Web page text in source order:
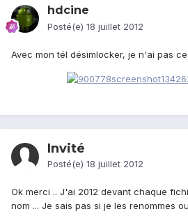
hdcine
Posté(e) 18 juillet 2012
Avec mon tél désimlocker, je n'ai pas
Invité
Posté(e) 18 juillet 2012
Ok merci .. J'ai 2012 devant chaque
nom ... Je sais pas si je les renommes